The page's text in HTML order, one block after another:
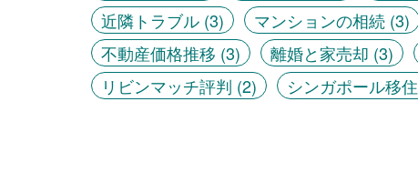
近隣トラブル (3) マンションの相続 (3)
不動産価格推移 (3) 離婚と家売却 (3)
リビンマッチ評判 (2) シンガポール移住